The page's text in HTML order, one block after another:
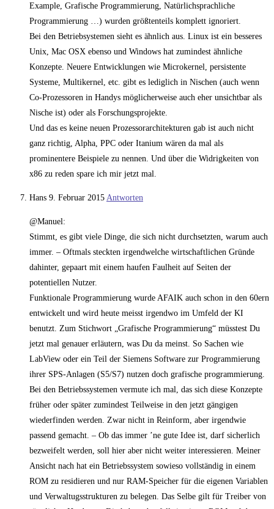
Example, Grafische Programmierung, Natürlichsprachliche
Programmierung …) wurden größtenteils komplett ignoriert.
Bei den Betriebsystemen sieht es ähnlich aus. Linux ist ein besseres
Unix, Mac OSX ebenso und Windows hat zumindest ähnliche
Konzepte. Neuere Entwicklungen wie Microkernel, persistente
Systeme, Multikernel, etc. gibt es lediglich in Nischen (auch wenn
Co-Prozessoren in Handys möglicherweise auch eher unsichtbar als
Nische ist) oder als Forschungsprojekte.
Und das es keine neuen Prozessorarchitekturen gab ist auch nicht
ganz richtig, Alpha, PPC oder Itanium wären da mal als
prominentere Beispiele zu nennen. Und über die Widrigkeiten von
x86 zu reden spare ich mir jetzt mal.
Hans 9. Februar 2015 Antworten
@Manuel:
Stimmt, es gibt viele Dinge, die sich nicht durchsetzten, warum auch
immer. – Oftmals steckten irgendwelche wirtschaftlichen Gründe
dahinter, gepaart mit einem haufen Faulheit auf Seiten der
potentiellen Nutzer.
Funktionale Programmierung wurde AFAIK auch schon in den 60ern
entwickelt und wird heute meisst irgendwo im Umfeld der KI
benutzt. Zum Stichwort „Grafische Programmierung“ müsstest Du
jetzt mal genauer erläutern, was Du da meinst. So Sachen wie
LabView oder ein Teil der Siemens Software zur Programmierung
ihrer SPS-Anlagen (S5/S7) nutzen doch grafische programmierung.
Bei den Betriebssystemen vermute ich mal, das sich diese Konzepte
früher oder später zumindest Teilweise in den jetzt gängigen
wiederfinden werden. Zwar nicht in Reinform, aber irgendwie
passend gemacht. – Ob das immer ’ne gute Idee ist, darf sicherlich
bezweifelt werden, soll hier aber nicht weiter interessieren. Meiner
Ansicht nach hat ein Betriebssystem sowieso vollständig in einem
ROM zu residieren und nur RAM-Speicher für die eigenen Variablen
und Verwaltugsstrukturen zu belegen. Das Selbe gilt für Treiber von